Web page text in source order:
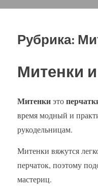
Рубрика:
Митенки
Митенкиэто
время модный и
рукодельницам.
Митенки вяжутся
перчаток, поэтому
мастериц.